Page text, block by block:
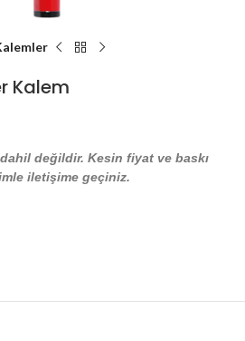
Kalem
dahil değildir. Kesin fiyat ve baskı
iletişime geçiniz.